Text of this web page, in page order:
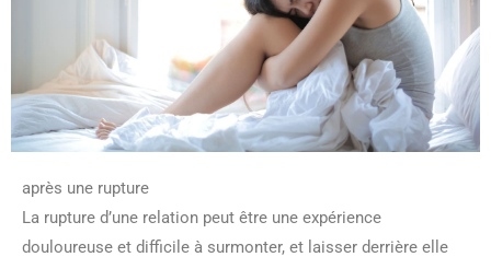
après une rupture
La rupture d’une relation peut être une expérience
douloureuse et difficile à surmonter, et laisser derrière elle